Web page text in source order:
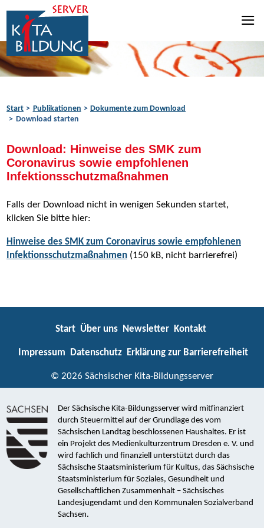
Zum Inhalt springen
Zur Navigation springen
Zum Fußbereich springen
Start Publikationen
Dokumente zum Download
Download starten
Download: Hinweise des SMK zum
Coronavirus sowie empfohlenen
Infektionsschutzmaßnahmen
Falls der Download nicht in wenigen Sekunden startet,
klicken Sie bitte hier:
Hinweise des SMK zum Coronavirus sowie empfohlenen
Infektionsschutzmaßnahmen (150 kB, nicht barrierefrei)
Start Über uns Newsletter Kontakt
Impressum Datenschutz Erklärung zur Barrierefreiheit
© 2026 Sächsischer Kita-Bildungsserver
Der Sächsische Kita-Bildungsserver wird mitfinanziert
durch Steuermittel auf der Grundlage des vom
Sächsischen Landtag beschlossenen Haushaltes. Er ist
ein Projekt des Medienkulturzentrum Dresden e. V. und
wird fachlich und finanziell unterstützt durch das
Sächsische Staatsministerium für Kultus, das Sächsische
Staatsministerium für Soziales, Gesundheit und
Gesellschaftlichen Zusammenhalt – Sächsisches
Landesjugendamt und den Kommunalen Sozialverband
Sachsen.